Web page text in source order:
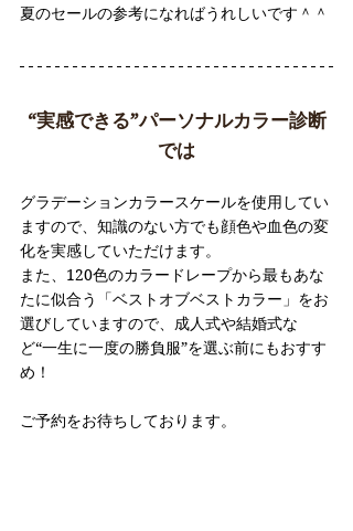
夏のセールの参考になればうれしいです＾＾
“実感できる”パーソナルカラー診断
では
グラデーションカラースケールを使用してい
ますので、知識のない方でも顔色や血色の変
化を実感していただけます。
また、120色のカラードレープから最もあな
たに似合う「ベストオブベストカラー」をお
選びしていますので、成人式や結婚式な
ど“一生に一度の勝負服”を選ぶ前にもおすす
め！
ご予約をお待ちしております。